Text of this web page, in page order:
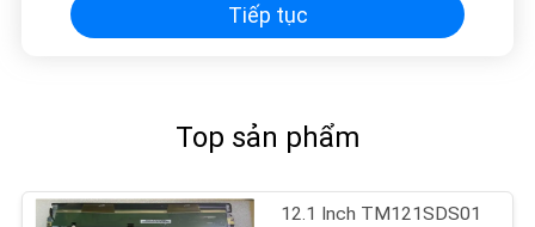
Tiếp tục
Top sản phẩm
12.1 Inch TM121SDS01